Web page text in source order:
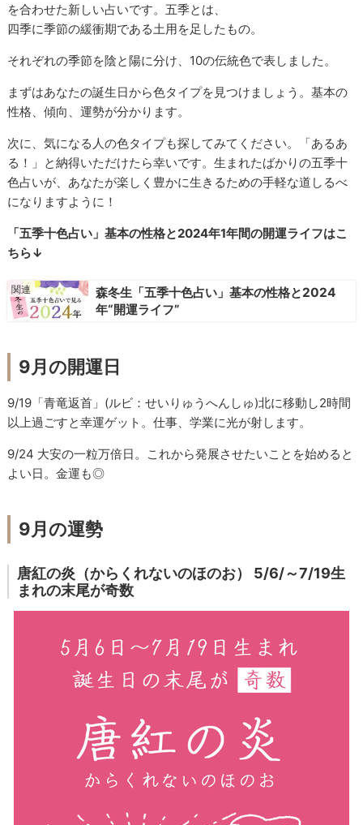
を合わせた新しい占いです。五季とは、
四季に季節の緩衝期である土用を足したもの。
それぞれの季節を陰と陽に分け、10の伝統色で表しました。
まずはあなたの誕生日から色タイプを見つけましょう。基本の
性格、傾向、運勢が分かります。
次に、気になる人の色タイプも探してみてください。「あるあ
る！」と納得いただけたら幸いです。生まれたばかりの五季十
色占いが、あなたが楽しく豊かに生きるための手軽な道しるべ
になりますように！
「五季十色占い」基本の性格と2024年1年間の開運ライフはこ
ちら↓
森冬生「五季十色占い」基本の性格と2024
年“開運ライフ”
9月の開運日
9/19「青竜返首」(ルビ：せいりゅうへんしゅ)北に移動し2時間
以上過ごすと幸運ゲット。仕事、学業に光が射します。
9/24 大安の一粒万倍日。これから発展させたいことを始めると
よい日。金運も◎
9月の運勢
唐紅の炎（からくれないのほのお） 5/6/～7/19生
まれの末尾が奇数